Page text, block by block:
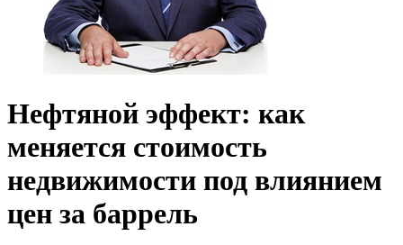
Нефтяной эффект: как
меняется стоимость
недвижимости под влиянием
цен за баррель